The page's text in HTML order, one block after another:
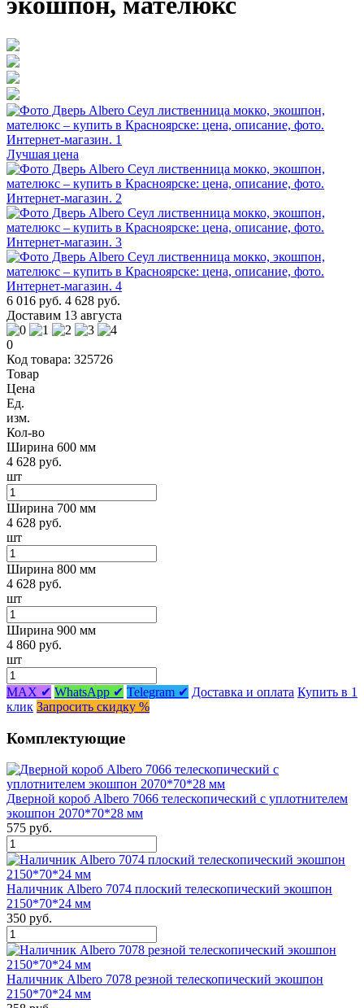
Лучшая цена
6 016 руб. 4 628 руб.
Доставим 13 августа
0
Код товара: 325726
Товар
Цена
Ед.
изм.
Кол-во
Ширина 600 мм
4 628 руб.
шт
Ширина 700 мм
4 628 руб.
шт
Ширина 800 мм
4 628 руб.
шт
Ширина 900 мм
4 860 руб.
шт
MAX ✔ WhatsApp ✔ Telegram ✔ Доставка и оплата Купить в 1
клик Запросить скидку %
Комплектующие
Дверной короб Albero 7066 телескопический с уплотнителем
экошпон 2070*70*28 мм
575 руб.
Наличник Albero 7074 плоский телескопический экошпон
2150*70*24 мм
350 руб.
Наличник Albero 7078 резной телескопический экошпон
2150*70*24 мм